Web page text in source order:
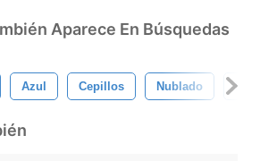
Aparece En Búsquedas
Azul Cepillos Nublado Frío